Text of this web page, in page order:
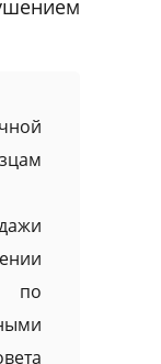
по